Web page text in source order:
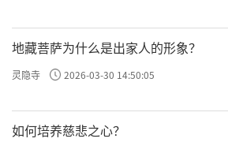
地藏菩萨为什么是出家人的形象？
灵隐寺 2026-03-30 14:50:05
如何培养慈悲之心？